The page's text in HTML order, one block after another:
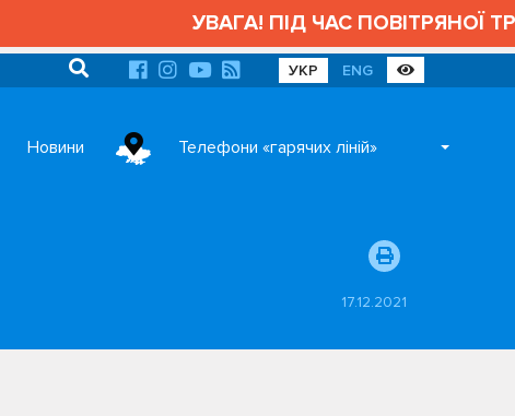
УВАГА! ПІД ЧАС ПОВІТРЯНОЇ
УКР ENG
Новини Телефони «гарячих ліній»
17.12.2021